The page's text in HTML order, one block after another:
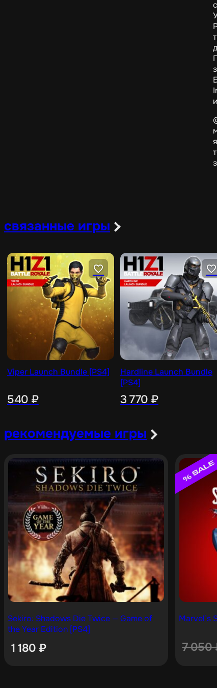
связанные игры
Viper Launch Bundle [PS4]
540 ₽
Hardline Launch Bundle
[PS4]
3 770 ₽
рекомендуемые игры
Sekiro: Shadows Die Twice — Game of
the Year Edition [PS4]
1 180 ₽
Marvel’s
7 050